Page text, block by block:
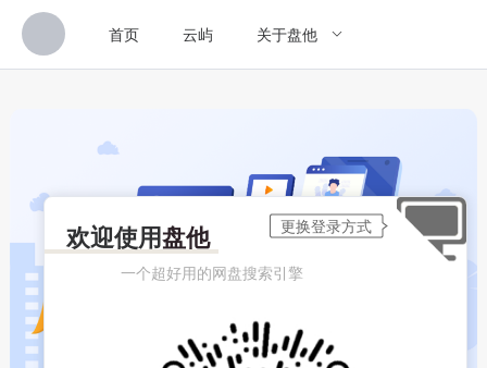
首页 云屿 关于盘他
欢迎使用盘他
一个超好用的网盘搜索引擎